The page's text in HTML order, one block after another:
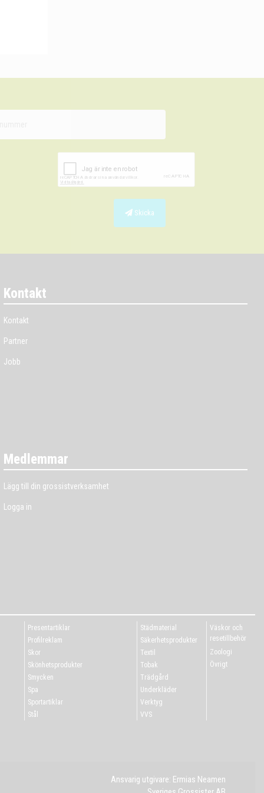
Skicka
Kontakt
Kontakt
Partner
Jobb
Medlemmar
Lägg till din grossistverksamhet
Logga in
Presentartiklar
Profilreklam
Skor
Skönhetsprodukter
Smycken
Spa
Sportartiklar
Stål
Städmaterial
Säkerhetsprodukter
Textil
Tobak
Trädgård
Underkläder
Verktyg
VVS
Väskor och
resetillbehör
Zoologi
Övrigt
Ansvarig utgivare: Ermias Neamen